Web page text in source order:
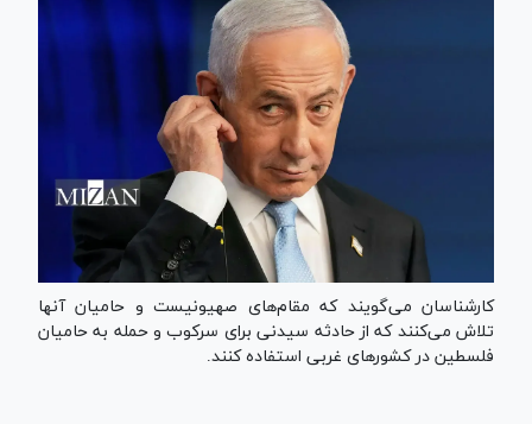
کارشناسان می‌گویند که مقام‌های صهیونیست و حامیان آنها
تلاش می‌کنند که از حادثه سیدنی برای سرکوب و حمله به حامیان
فلسطین در کشور‌های غربی استفاده کنند.